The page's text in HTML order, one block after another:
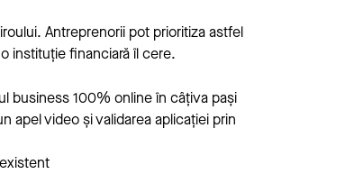
Antreprenorii pot prioritiza astfel
instituție financiară îl cere.
business 100% online în câțiva pași
apel video și validarea aplicației prin